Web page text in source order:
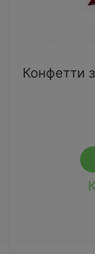
Конфетти